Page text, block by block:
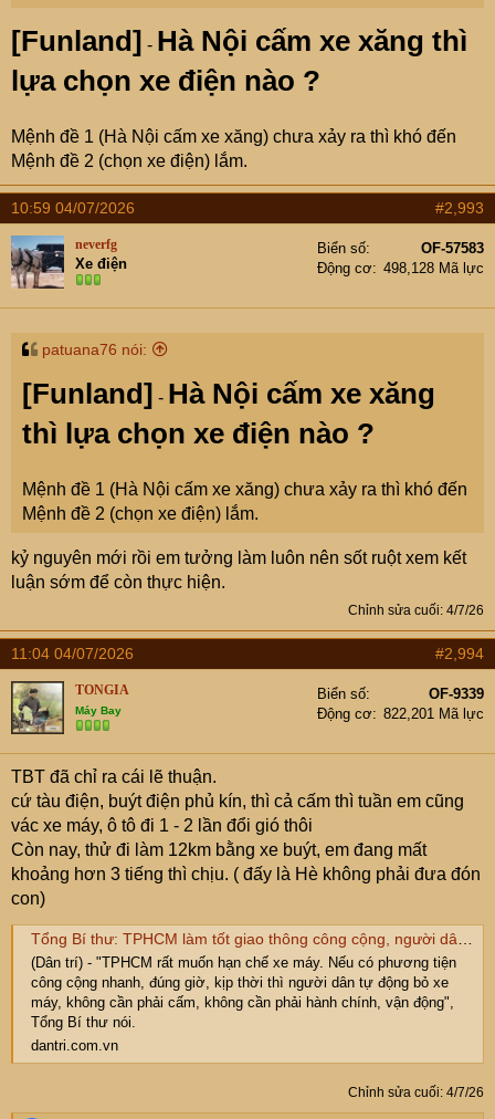
[Funland] - Hà Nội cấm xe xăng thì
lựa chọn xe điện nào ?
Mệnh đề 1 (Hà Nội cấm xe xăng) chưa xảy ra thì khó đến
Mệnh đề 2 (chọn xe điện) lắm.
10:59 04/07/2026 #2,993
neverfg
Xe điện
Biển số
OF-57583
Động cơ
498,128 Mã lực
patuana76 nói:
[Funland] - Hà Nội cấm xe xăng
thì lựa chọn xe điện nào ?
Mệnh đề 1 (Hà Nội cấm xe xăng) chưa xảy ra thì khó đến
Mệnh đề 2 (chọn xe điện) lắm.
kỷ nguyên mới rồi em tưởng làm luôn nên sốt ruột xem kết
luận sớm để còn thực hiện.
Chỉnh sửa cuối: 4/7/26
11:04 04/07/2026 #2,994
TONGIA
Máy Bay
Biển số
OF-9339
Động cơ
822,201 Mã lực
TBT đã chỉ ra cái lẽ thuận.
cứ tàu điện, buýt điện phủ kín, thì cả cấm thì tuần em cũng
vác xe máy, ô tô đi 1 - 2 lần đổi gió thôi
Còn nay, thử đi làm 12km bằng xe buýt, em đang mất
khoảng hơn 3 tiếng thì chịu. ( đấy là Hè không phải đưa đón
con)
Tổng Bí thư: TPHCM làm tốt giao thông công cộng, người dân sẽ tự bỏ xe máy
(Dân trí) - "TPHCM rất muốn hạn chế xe máy. Nếu có phương tiện
công cộng nhanh, đúng giờ, kịp thời thì người dân tự động bỏ xe
máy, không cần phải cấm, không cần phải hành chính, vận động",
Tổng Bí thư nói.
dantri.com.vn
Chỉnh sửa cuối: 4/7/26